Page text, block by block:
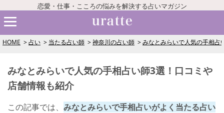
恋愛・仕事・こころの悩みを解決する占いマガジン
HOME 占い 当たる占い師 神奈川の占い師 みなとみらいで人気の手相占
みなとみらいで人気の手相占い師3選！口コミや
店舗情報も紹介
この記事では、 みなとみらいで手相占いがよく当たる占い